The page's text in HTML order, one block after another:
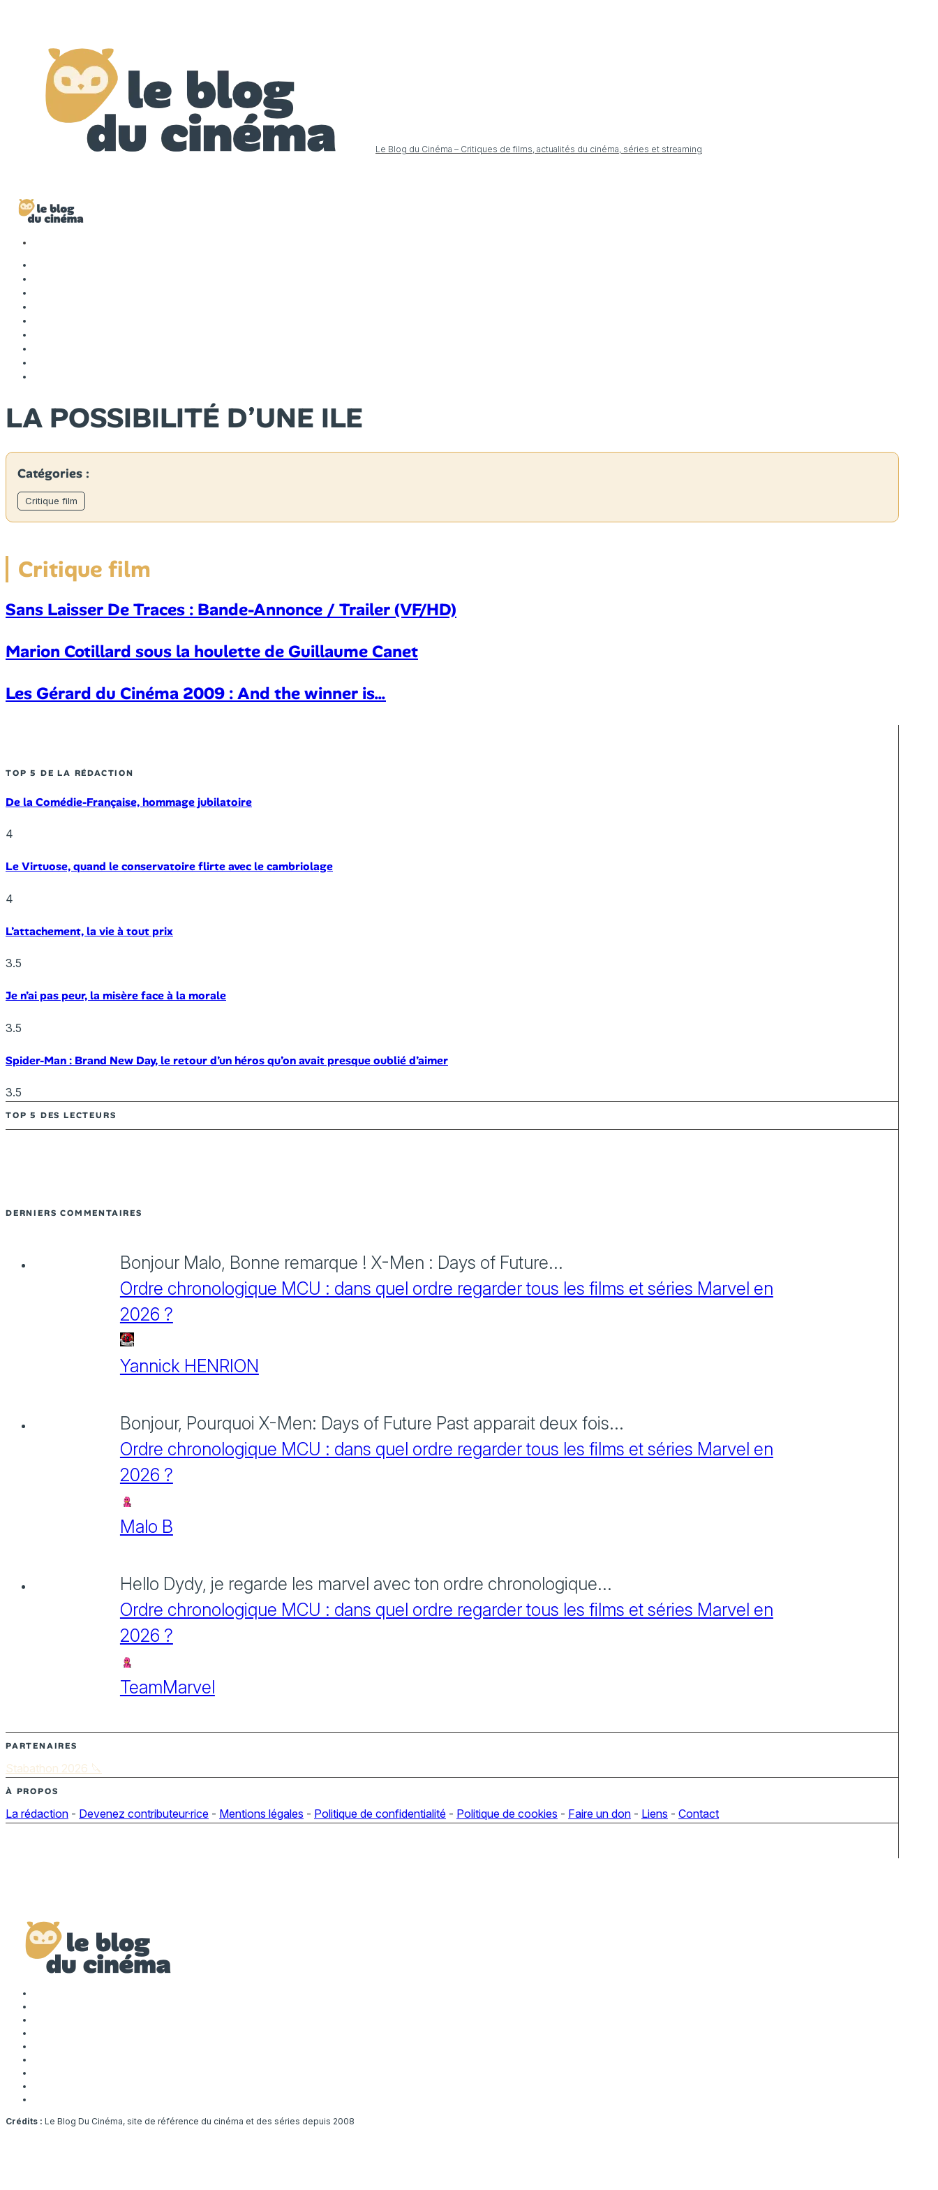
Le Blog du Cinéma – Critiques de films, actualités du cinéma, séries et streaming
LA POSSIBILITÉ D’UNE ILE
Catégories :
Critique film
Critique film
Sans Laisser De Traces : Bande-Annonce / Trailer (VF/HD)
Marion Cotillard sous la houlette de Guillaume Canet
Les Gérard du Cinéma 2009 : And the winner is…
TOP 5 DE LA RÉDACTION
De la Comédie-Française, hommage jubilatoire
4
Le Virtuose, quand le conservatoire flirte avec le cambriolage
4
L’attachement, la vie à tout prix
3.5
Je n’ai pas peur, la misère face à la morale
3.5
Spider-Man : Brand New Day, le retour d’un héros qu’on avait presque oublié d’aimer
3.5
TOP 5 DES LECTEURS
DERNIERS COMMENTAIRES
Bonjour Malo, Bonne remarque ! X-Men : Days of Future...
Ordre chronologique MCU : dans quel ordre regarder tous les films et séries Marvel en
2026 ?
Yannick HENRION
Bonjour, Pourquoi X-Men: Days of Future Past apparait deux fois...
Ordre chronologique MCU : dans quel ordre regarder tous les films et séries Marvel en
2026 ?
Malo B
Hello Dydy, je regarde les marvel avec ton ordre chronologique...
Ordre chronologique MCU : dans quel ordre regarder tous les films et séries Marvel en
2026 ?
TeamMarvel
PARTENAIRES
Stabathon 2026 🔪
À PROPOS
La rédaction - Devenez contributeur·rice - Mentions légales - Politique de confidentialité - Politique de cookies - Faire un don - Liens - Contact
Crédits : Le Blog Du Cinéma, site de référence du cinéma et des séries depuis 2008